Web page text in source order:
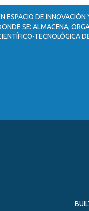
ESPACIO DE
SE: ALMACENA,
TECNOLÓGICA